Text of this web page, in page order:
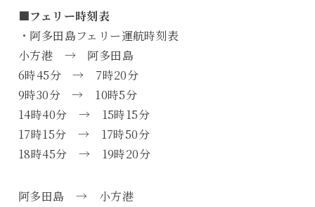
■フェリー時刻表
・阿多田島フェリー運航時刻表
小方港 → 阿多田島
6時45分 → 7時20分
9時30分 → 10時5分
14時40分 → 15時15分
17時15分 → 17時50分
18時45分 → 19時20分
阿多田島 → 小方港